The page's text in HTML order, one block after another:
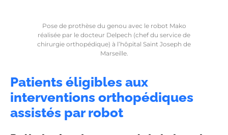
Pose de prothèse du genou avec le robot Mako
réalisée par le docteur Delpech (chef du service de
chirurgie orthopédique) à l’hôpital Saint Joseph de
Marseille.
Patients éligibles aux
interventions orthopédiques
assistés par robot